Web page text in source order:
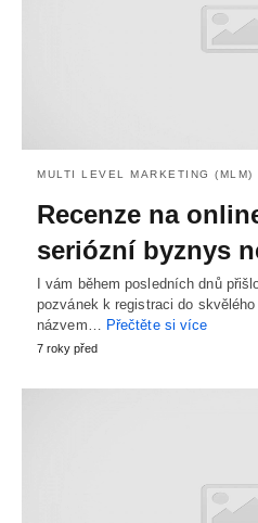
MULTI LEVEL MARKETING (MLM)
Recenze na
seriózní byznys
I vám během posledních dnů
pozvánek k registraci do
názvem…
Přečtěte si více
7 roky před